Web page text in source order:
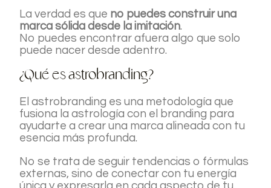
La verdad es que no puedes construir una
marca sólida desde la imitación.
No puedes encontrar afuera algo que solo
puede nacer desde adentro.
¿Qué es astrobranding?
El astrobranding es una metodología que
fusiona la astrología con el branding para
ayudarte a crear una marca alineada con tu
esencia más profunda.
No se trata de seguir tendencias o fórmulas
externas, sino de conectar con tu energía